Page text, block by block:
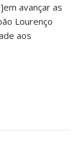
avançar as
Lourenço
aos